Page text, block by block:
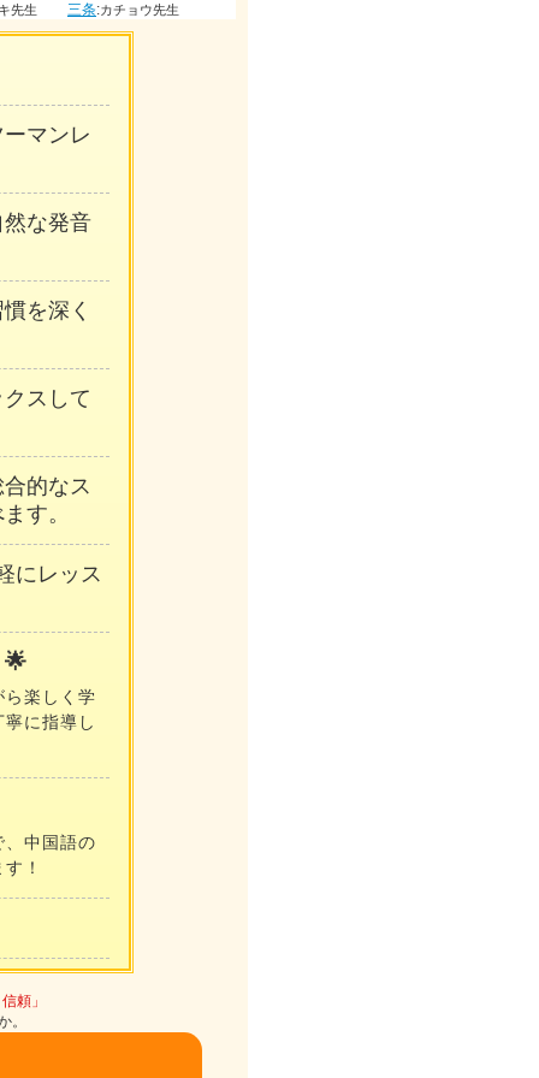
生 三条:カチョウ先生
マンレ
な発音
を深く
スして
的なス
す。
にレッス
🌟
ら楽しく学
に指導し
、中国語の
！
頼」
。